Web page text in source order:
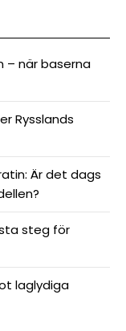
– när baserna
Rysslands
Är det dags
steg för
laglydiga